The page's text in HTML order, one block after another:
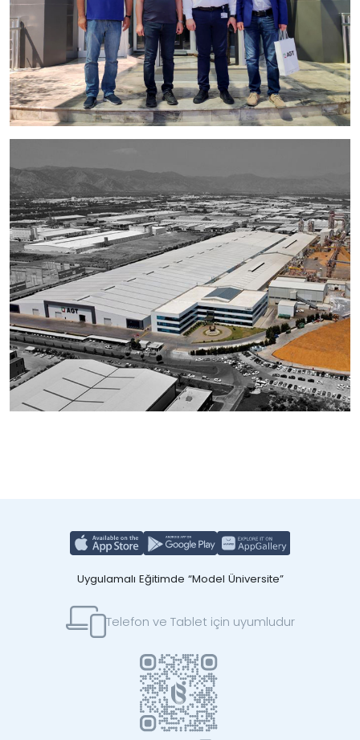
Uygulamalı Eğitimde “Model Üniversite”
Telefon ve Tablet için uyumludur